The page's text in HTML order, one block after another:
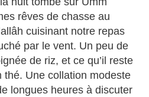
rêves de chasse au
cuisinant notre repas
par le vent. Un peu de
de riz, et ce qu’il reste
thé. Une collation modeste
longues heures à discuter